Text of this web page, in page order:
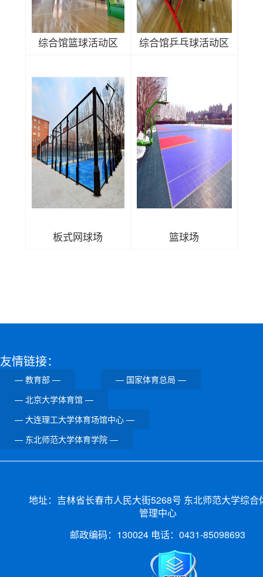
综合馆篮球活动区 综合馆乒乓球活动区
板式网球场 篮球场
友情链接：
地址：吉林省长春市人民大街5268号 东北师范大学综合
管理中心
邮政编码：130024 电话：0431-85098693